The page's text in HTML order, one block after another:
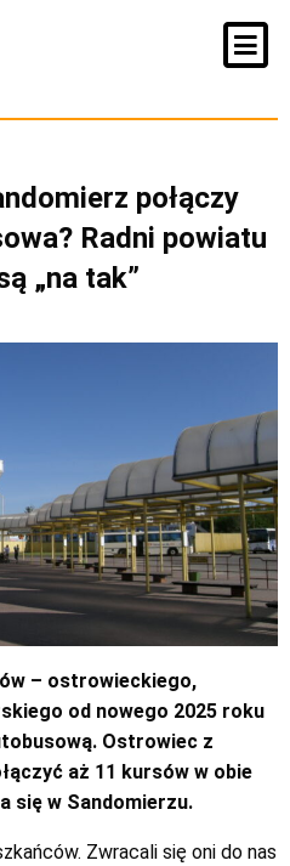
połączy
Radni powiatu
„na tak”
– ostrowieckiego,
od nowego 2025 roku
Ostrowiec z
aż 11 kursów w obie
się w Sandomierzu.
Zwracali się oni do nas